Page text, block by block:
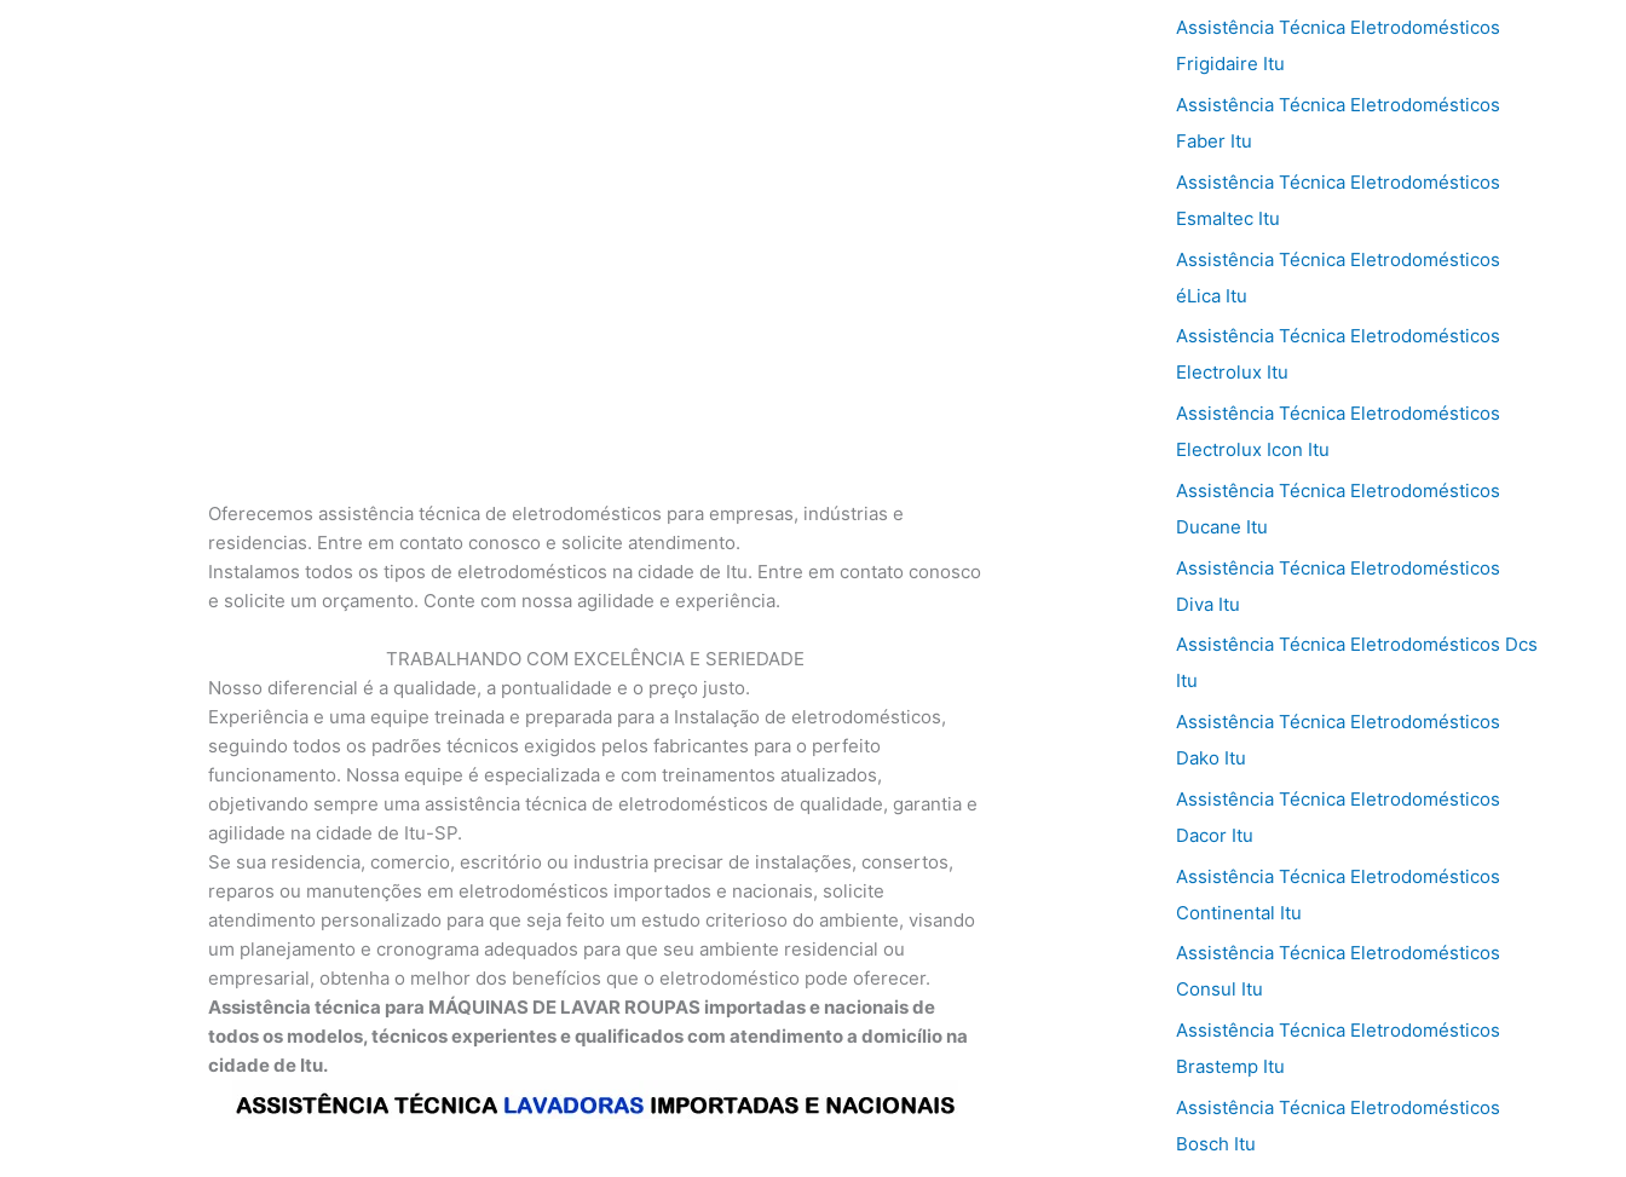
Oferecemos assistência técnica de eletrodomésticos para empresas, indústrias e
residencias. Entre em contato conosco e solicite atendimento.
Instalamos todos os tipos de eletrodomésticos na cidade de Itu. Entre em contato conosco
e solicite um orçamento. Conte com nossa agilidade e experiência.
TRABALHANDO COM EXCELÊNCIA E SERIEDADE
Nosso diferencial é a qualidade, a pontualidade e o preço justo.
Experiência e uma equipe treinada e preparada para a Instalação de eletrodomésticos,
seguindo todos os padrões técnicos exigidos pelos fabricantes para o perfeito
funcionamento. Nossa equipe é especializada e com treinamentos atualizados,
objetivando sempre uma assistência técnica de eletrodomésticos de qualidade, garantia e
agilidade na cidade de Itu-SP.
Se sua residencia, comercio, escritório ou industria precisar de instalações, consertos,
reparos ou manutenções em eletrodomésticos importados e nacionais, solicite
atendimento personalizado para que seja feito um estudo criterioso do ambiente, visando
um planejamento e cronograma adequados para que seu ambiente residencial ou
empresarial, obtenha o melhor dos benefícios que o eletrodoméstico pode oferecer.
Assistência técnica para MÁQUINAS DE LAVAR ROUPAS importadas e nacionais de
todos os modelos, técnicos experientes e qualificados com atendimento a domicílio na
cidade de Itu.
Assistência Técnica Eletrodomésticos
Frigidaire Itu
Assistência Técnica Eletrodomésticos
Faber Itu
Assistência Técnica Eletrodomésticos
Esmaltec Itu
Assistência Técnica Eletrodomésticos
éLica Itu
Assistência Técnica Eletrodomésticos
Electrolux Itu
Assistência Técnica Eletrodomésticos
Electrolux Icon Itu
Assistência Técnica Eletrodomésticos
Ducane Itu
Assistência Técnica Eletrodomésticos
Diva Itu
Assistência Técnica Eletrodomésticos Dcs
Itu
Assistência Técnica Eletrodomésticos
Dako Itu
Assistência Técnica Eletrodomésticos
Dacor Itu
Assistência Técnica Eletrodomésticos
Continental Itu
Assistência Técnica Eletrodomésticos
Consul Itu
Assistência Técnica Eletrodomésticos
Brastemp Itu
Assistência Técnica Eletrodomésticos
Bosch Itu